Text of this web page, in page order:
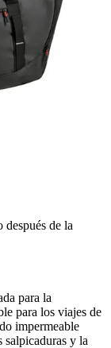
después de la
para la
para los viajes de
impermeable
salpicaduras y la